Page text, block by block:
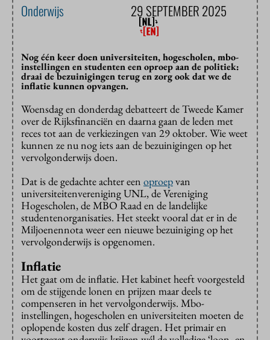
Onderwijs 29 SEPTEMBER 2025
Nog één keer doen universiteiten, hogescholen, mbo-
instellingen en studenten een oproep aan de politiek:
draai de bezuinigingen terug en zorg ook dat we de
inflatie kunnen opvangen.
Woensdag en donderdag debatteert de Tweede Kamer
over de Rijksfinanciën en daarna gaan de leden met
reces tot aan de verkiezingen van 29 oktober. Wie weet
kunnen ze nu nog iets aan de bezuinigingen op het
vervolgonderwijs doen.
Dat is de gedachte achter een oproepvan
universiteitenvereniging UNL, de Vereniging
Hogescholen, de MBO Raad en de landelijke
studentenorganisaties. Het steekt vooral dat er in de
Miljoenennota weer een nieuwe bezuiniging op het
vervolgonderwijs is opgenomen.
Inflatie
Het gaat om de inflatie. Het kabinet heeft voorgesteld
om de stijgende lonen en prijzen maar deels te
compenseren in het vervolgonderwijs. Mbo-
instellingen, hogescholen en universiteiten moeten de
oplopende kosten dus zelf dragen. Het primair en